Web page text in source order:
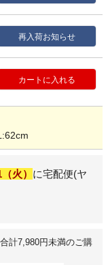
再入荷お知らせ
カートに入れる
火） に宅配便(ヤ
計7,980円未満のご購